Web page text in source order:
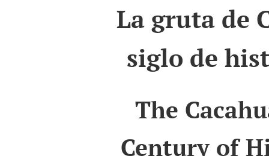
La gruta de
siglo de
The
Century of